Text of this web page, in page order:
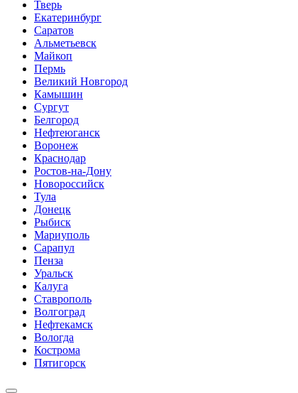
Тверь
Екатеринбург
Саратов
Альметьевск
Майкоп
Пермь
Великий Новгород
Камышин
Сургут
Белгород
Нефтеюганск
Воронеж
Краснодар
Ростов-на-Дону
Новороссийск
Тула
Донецк
Рыбиск
Мариуполь
Сарапул
Пенза
Уральск
Калуга
Ставрополь
Волгоград
Нефтекамск
Вологда
Кострома
Пятигорск